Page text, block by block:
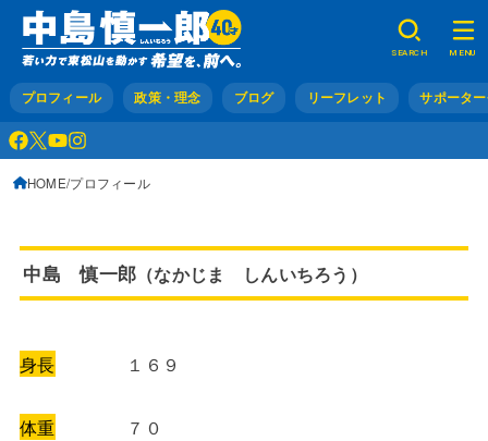
プロフィール 政策・理念 ブログ リーフレット サポータ
SEARCH MENU
HOME プロフィール
中島 慎一郎 （なかじま しんいちろう）
身長 １６９
体重 ７０